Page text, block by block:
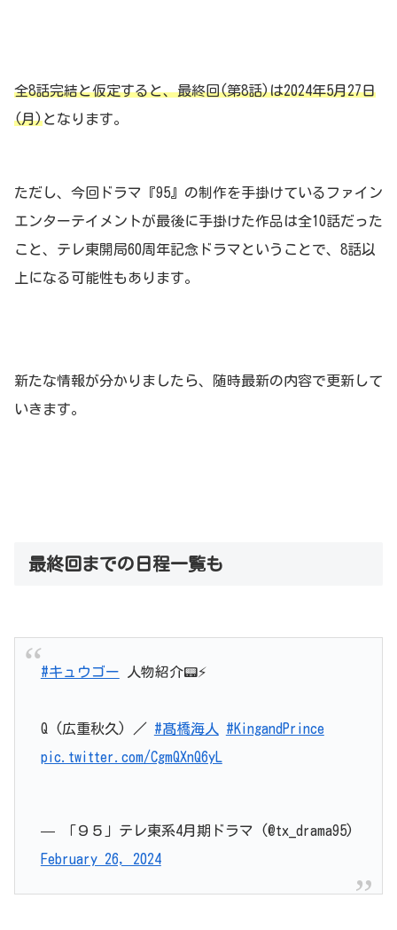
全8話完結と仮定すると、最終回(第8話)は2024年5月27日
(月)となります。
ただし、今回ドラマ『95』の制作を手掛けているファイン
エンターテイメントが最後に手掛けた作品は全10話だった
こと、テレ東開局60周年記念ドラマということで、8話以
上になる可能性もあります。
新たな情報が分かりましたら、随時最新の内容で更新して
いきます。
最終回までの日程一覧も
#キュウゴー 人物紹介📟⚡️
Q (広重秋久) ／ #髙橋海人
#KingandPrince
pic.twitter.com/CgmQXnQ6yL
— 「９５」テレ東系4月期ドラマ (@tx_drama95)
February 26, 2024